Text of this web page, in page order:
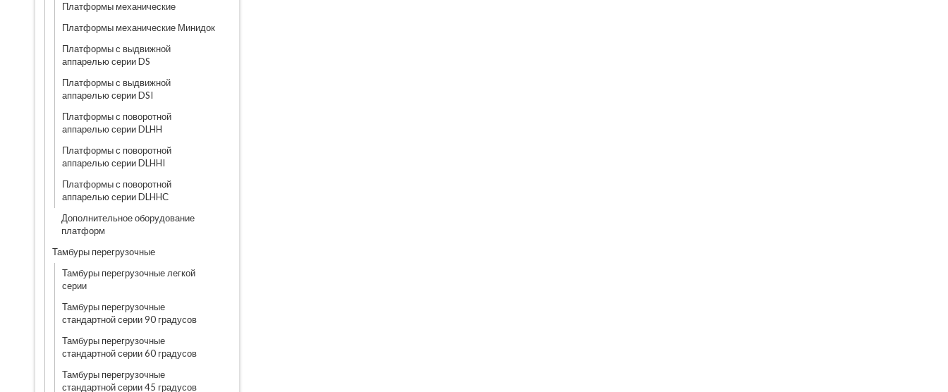
Платформы механические
Платформы механические Минидок
Платформы с выдвижной
аппарелью серии DS
Платформы с выдвижной
аппарелью серии DSI
Платформы с поворотной
аппарелью серии DLHH
Платформы с поворотной
аппарелью серии DLHHI
Платформы с поворотной
аппарелью серии DLHHС
Дополнительное оборудование
платформ
Тамбуры перегрузочные
Тамбуры перегрузочные легкой
серии
Тамбуры перегрузочные
стандартной серии 90 градусов
Тамбуры перегрузочные
стандартной серии 60 градусов
Тамбуры перегрузочные
стандартной серии 45 градусов